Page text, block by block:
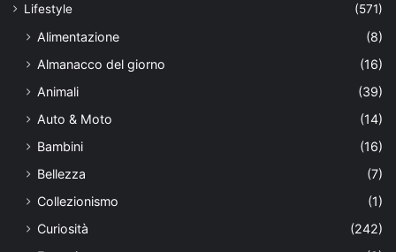
Lifestyle (571)
Alimentazione
(8)
Almanacco del giorno
(16)
Animali
(39)
Auto & Moto
(14)
Bambini
(16)
Bellezza
(7)
Collezionismo
(1)
Curiosità
(242)